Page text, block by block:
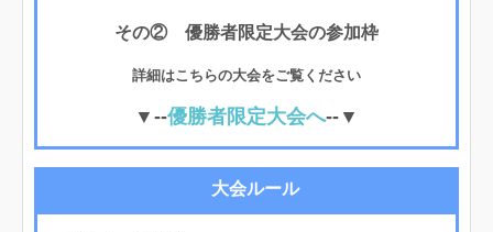
その② 優勝者限定大会の参加枠
詳細はこちらの大会をご覧ください
▼--優勝者限定大会へ--▼
大会ルール